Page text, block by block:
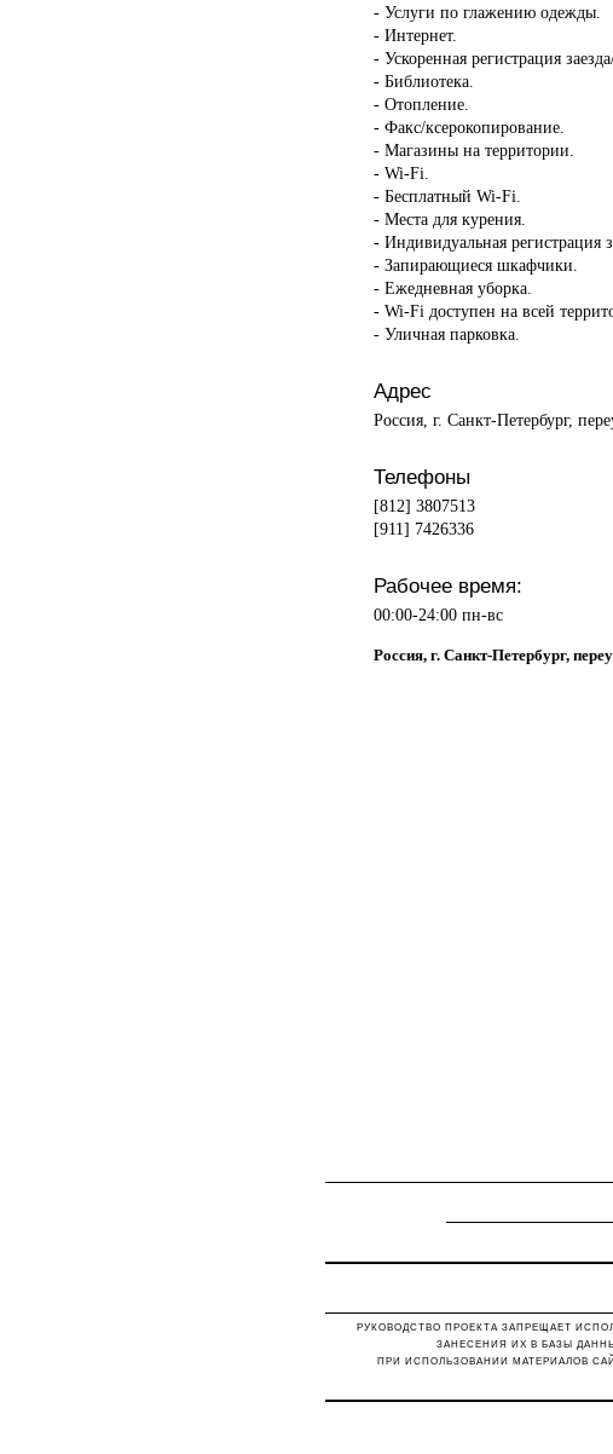
- Услуги по глажению одежды.
- Интернет.
- Ускоренная регистрация
- Библиотека.
- Отопление.
- Факс/ксерокопирование.
- Магазины на территории.
- Wi-Fi.
- Бесплатный Wi-Fi.
- Места для курения.
- Индивидуальная регистрация
- Запирающиеся шкафчики.
- Ежедневная уборка.
- Wi-Fi доступен на всей
- Уличная парковка.
Адрес
Россия, г. Санкт-Петербург,
Телефоны
[812] 3807513
[911] 7426336
Рабочее время:
00:00-24:00 пн-вс
Россия, г. Санкт-Петербург,
РУКОВОДСТВО ПРОЕКТА ЗАПРЕЩАЕТ
ЗАНЕСЕНИЯ ИХ В БАЗЫ
ПРИ ИСПОЛЬЗОВАНИИ МАТЕРИАЛОВ